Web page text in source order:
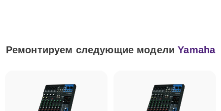
Ремонтируем следующие моделиYamaha